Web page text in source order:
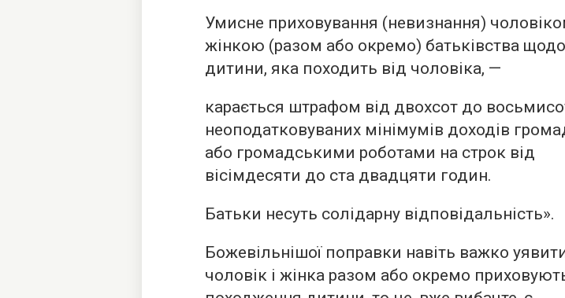
Умисне приховування (невизнання)
жінкою (разом або окремо) батьківства щодо
дитини, яка походить від чоловіка, —
карається штрафом від двохсот до
неоподатковуваних мінімумів доходів
або громадськими роботами на строк від
вісімдесяти до ста двадцяти годин.
Батьки несуть солідарну відповідальність».
Божевільнішої поправки навіть важко
чоловік і жінка разом або окремо